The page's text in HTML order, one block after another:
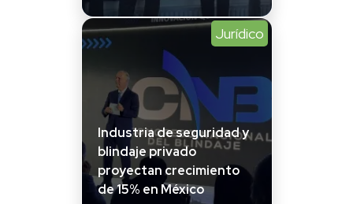
Jurídico
Industria de seguridad y
blindaje privado
proyectan crecimiento
de 15% en México